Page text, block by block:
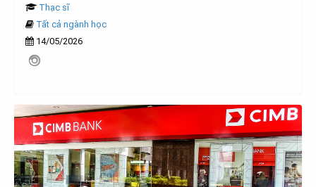
Thạc sĩ
Tất cả ngành học
14/05/2026